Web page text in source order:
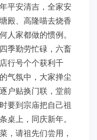
平安清吉，全家安
殿、高隆喵去烧香
人家都做的惯例。
季勤劳忙碌，六畜
行号个个获利千
气氛中，大家掸尘
户贴换门联，堂前
要到宗庙把自己祖
桌上，同庆新年。
，请祖先们尝用，